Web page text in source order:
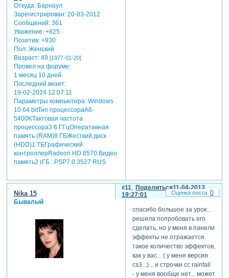
Откуда:Барнаул
Зарегистрирован: 20-03-2012
Сообщений:361
Уважение: +825
Позитив: +930
Пол:Женский
Возраст:49 [1977-01-20]
Провел на форуме:
1 месяц 10 дней
Последний визит:
19-02-2024 12:07:11
Параметры компьютера:Windows
10 64 bitТип процессораA6-
5400KТактовая частота
процессора3.6 ГГцОперативная
память (RAM)8 ГБЖесткий диск
(HDD)1 ТБГрафический
контроллерRadeon HD 8570.Видео
память2 rГБ . PSP7.0.3527 RUS
Поделиться
11
11-04-2013
19:27:01
Nika 15
Бывалый
спасибо большое за урок...
решила попробовать его
сделать, но у меня в панели
эффекты не отражается
такое количество эффектов,
как у вас... ( у меня версия
сs3...)... и строчки cc rainfall
- у меня вообще нет... может
0